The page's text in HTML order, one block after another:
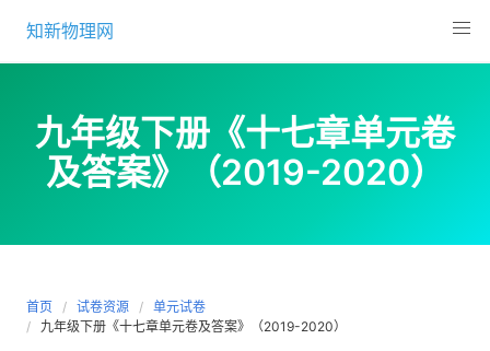
content
知新物理网
九年级下册《十七章单元卷
及答案》（2019-2020）
首页 试卷资源
单元试卷
九年级下册《十七章单元卷及答案》（2019-2020）